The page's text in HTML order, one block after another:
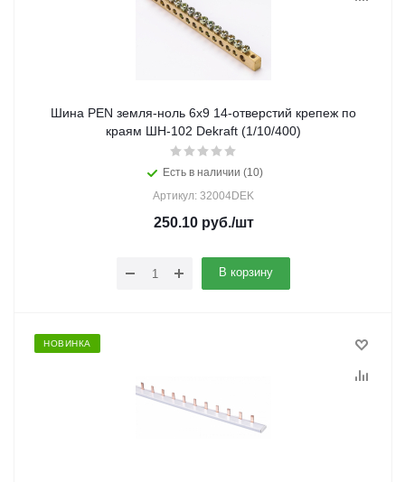
Шина PEN земля-ноль 6х9 14-отверстий крепеж по
краям ШН-102 Dekraft (1/10/400)
Есть в наличии (10)
Артикул: 32004DEK
250.10руб./шт
В корзину
НОВИНКА